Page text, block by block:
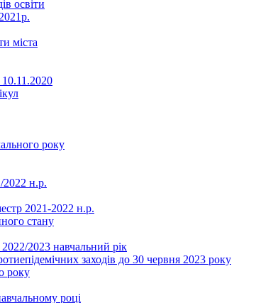
освіти
міста
10.11.2020
року
2022 н.р.
2021-2022 н.р.
стану
2022/2023 навчальний рік
заходів до 30 червня 2023 року
року
році